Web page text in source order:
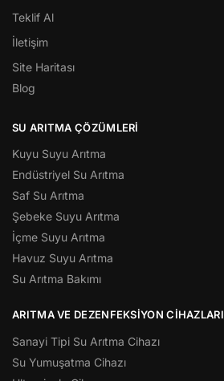
Teklif Al
İletişim
Site Haritası
Blog
SU ARITMA ÇÖZÜMLERI
Kuyu Suyu Arıtma
Endüstriyel Su Arıtma
Saf Su Arıtma
Şebeke Suyu Arıtma
İçme Suyu Arıtma
Havuz Suyu Arıtma
Su Arıtma Bakımı
ARITMA VE DEZENFEKSIYON CIHAZLARI
Sanayi Tipi Su Arıtma Cihazı
Su Yumuşatma Cihazı